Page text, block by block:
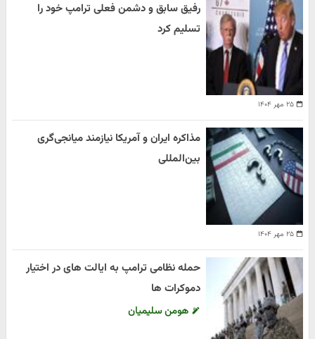
۲۵ مهر ۱۴۰۴
رفیق سابق و دشمن فعلی ترامپ خود را
تسلیم کرد
۲۵ مهر ۱۴۰۴
مذاکره ایران و آمریکا نیازمند میانجی‌گری
بین‌المللی
حمله نظامی ترامپ به ایالت های در اختیار
دموکرات ها
هومن سلیمیان